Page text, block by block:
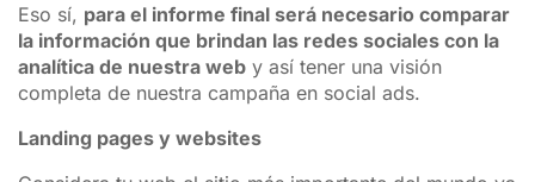
Eso sí, para el informe final será necesario comparar
la información que brindan las redes sociales con la
analítica de nuestra web y así tener una visión
completa de nuestra campaña en social ads.
Landing pages y websites